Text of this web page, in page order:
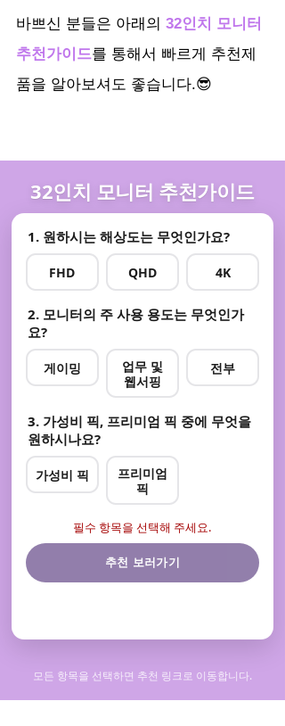
바쁘신 분들은 아래의 32인치 모니터
추천가이드를 통해서 빠르게 추천제
품을 알아보셔도 좋습니다.😎